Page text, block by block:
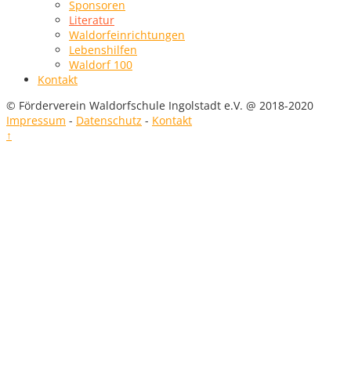
Sponsoren
Literatur
Waldorfeinrichtungen
Lebenshilfen
Waldorf 100
Kontakt
© Förderverein Waldorfschule Ingolstadt e.V. @ 2018-2020
Impressum - Datenschutz - Kontakt
↑